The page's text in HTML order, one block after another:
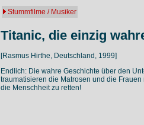
Stummfilme / Musiker
Titanic, die einzig
[Rasmus Hirthe, Deutschland, 1999]
Endlich: Die wahre Geschichte über den
traumatisieren die Matrosen und die
die Menschheit zu retten!